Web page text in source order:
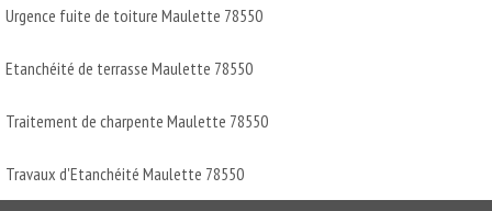
Urgence fuite de toiture Maulette 78550
Etanchéité de terrasse Maulette 78550
Traitement de charpente Maulette 78550
Travaux d'Etanchéité Maulette 78550